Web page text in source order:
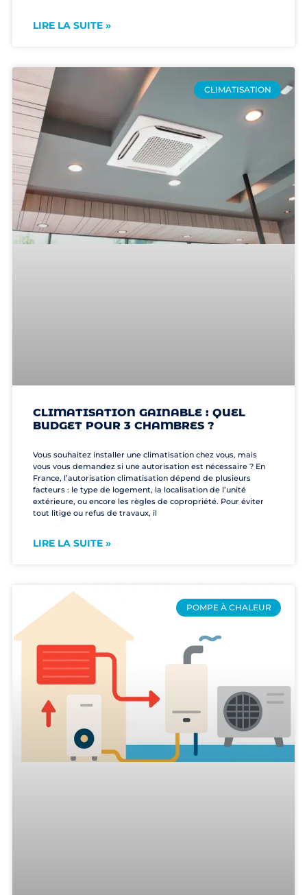
LIRE LA SUITE »
CLIMATISATION
CLIMATISATION GAINABLE : QUEL
BUDGET POUR 3 CHAMBRES ?
Vous souhaitez installer une climatisation chez vous, mais
vous vous demandez si une autorisation est nécessaire ? En
France, l’autorisation climatisation dépend de plusieurs
facteurs : le type de logement, la localisation de l’unité
extérieure, ou encore les règles de copropriété. Pour éviter
tout litige ou refus de travaux, il
LIRE LA SUITE »
POMPE À CHALEUR